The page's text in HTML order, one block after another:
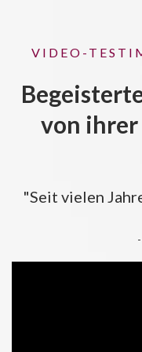
VIDEO-
von
"Seit vielen